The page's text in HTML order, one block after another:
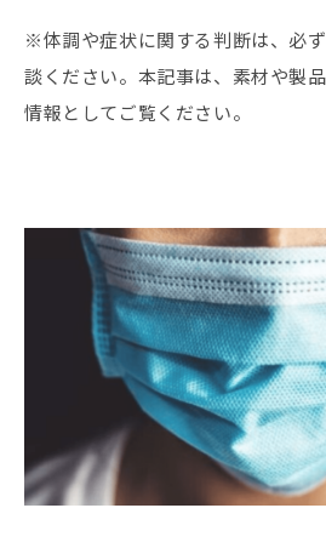
※体調や症状に関する判断は、必
談ください。本記事は、素材や製
情報としてご覧ください。